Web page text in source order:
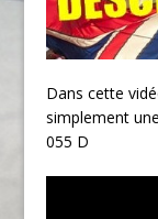
Dans cette
simplement
055 D